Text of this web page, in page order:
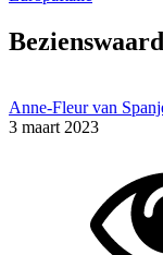
Anne-Fleur van
3 maart 2023